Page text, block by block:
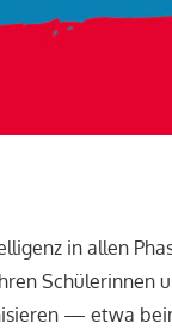
in allen
Schülerinnen
— etwa